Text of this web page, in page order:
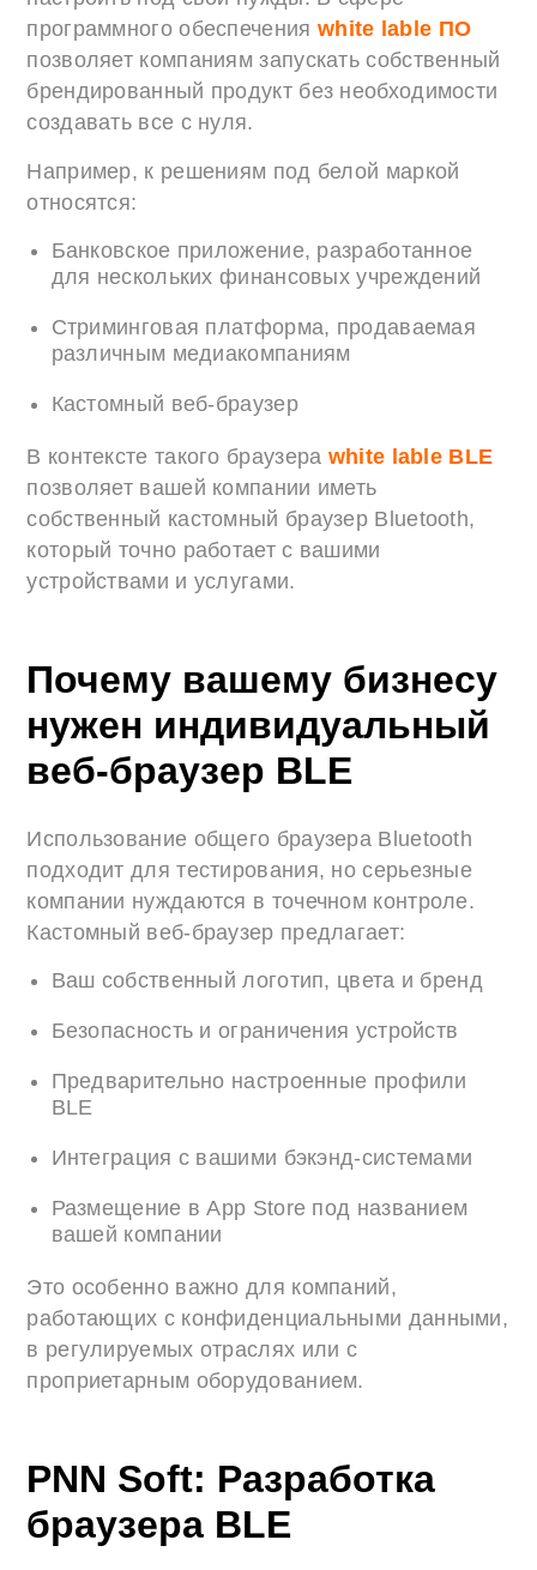
программного обеспечения white lable ПО
позволяет компаниям запускать собственный
брендированный продукт без необходимости
создавать все с нуля.
Например, к решениям под белой маркой
относятся:
Банковское приложение, разработанное
для нескольких финансовых учреждений
Стриминговая платформа, продаваемая
различным медиакомпаниям
Кастомный веб-браузер
В контексте такого браузера white lable BLE
позволяет вашей компании иметь
собственный кастомный браузер Bluetooth,
который точно работает с вашими
устройствами и услугами.
Почему вашему бизнесу
нужен индивидуальный
веб-браузер BLE
Использование общего браузера Bluetooth
подходит для тестирования, но серьезные
компании нуждаются в точечном контроле.
Кастомный веб-браузер предлагает:
Ваш собственный логотип, цвета и бренд
Безопасность и ограничения устройств
Предварительно настроенные профили
BLE
Интеграция с вашими бэкэнд-системами
Размещение в App Store под названием
вашей компании
Это особенно важно для компаний,
работающих с конфиденциальными данными,
в регулируемых отраслях или с
проприетарным оборудованием.
PNN Soft: Разработка
браузера BLE